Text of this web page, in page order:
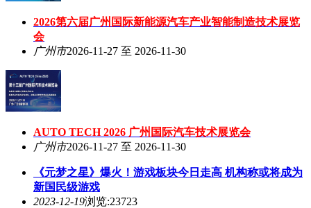
2026第六届广州国际新能源汽车产业智能制造技术展览
会
广州市2026-11-27 至 2026-11-30
AUTO TECH 2026 广州国际汽车技术展览会
广州市2026-11-27 至 2026-11-30
《元梦之星》爆火！游戏板块今日走高 机构称或将成为
新国民级游戏
2023-12-19浏览:23723